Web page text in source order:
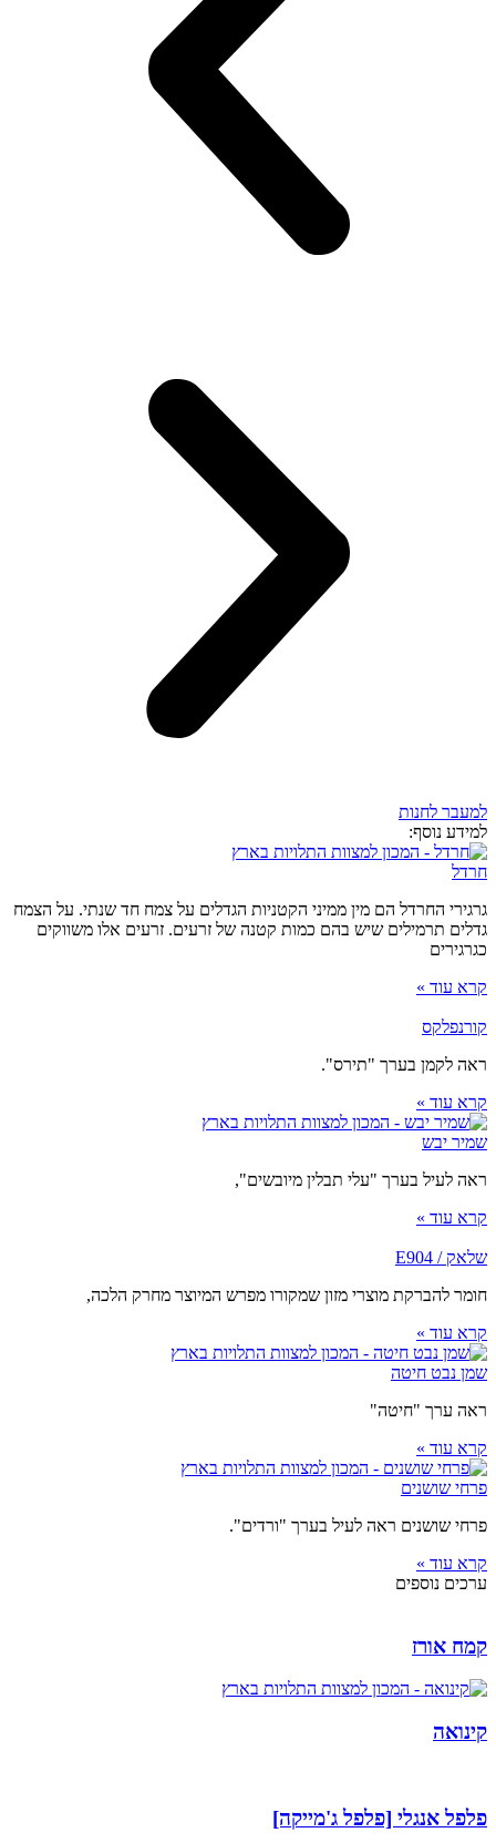
למעבר לחנות
למידע נוסף:
חרדל
גרגירי החרדל הם מין ממיני הקטניות הגדלים על צמח חד שנתי. על הצמח
גדלים תרמילים שיש בהם כמות קטנה של זרעים. זרעים אלו משווקים
כגרגירים
קרא עוד »
קורנפלקס
ראה לקמן בערך "תירס".
קרא עוד »
שמיר יבש
ראה לעיל בערך "עלי תבלין מיובשים",
קרא עוד »
שלאק / E904
חומר להברקת מוצרי מזון שמקורו מפרש המיוצר מחרק הלכה,
קרא עוד »
שמן נבט חיטה
ראה ערך "חיטה"
קרא עוד »
פרחי שושנים
פרחי שושנים ראה לעיל בערך "ורדים".
קרא עוד »
ערכים נוספים
קמח אורז
קינואה
פלפל אנגלי [פלפל ג'מייקה]